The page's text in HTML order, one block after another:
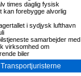
times daglig fysisk
kan forebygge alvorlig
i sydjysk lufthavn
samarbejder med
virksomhed om
biler
Transportjuristerne